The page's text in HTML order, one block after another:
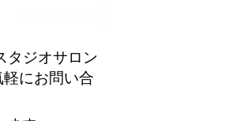
タジオサロン
にお問い合